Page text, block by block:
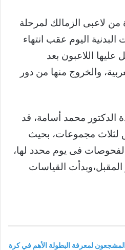
من لاعبى الزمالك لمرحلة
اليوم عقب انتهاء
عليها اللاعبون بعد
والخروج منها من دور
الدكتور محمد أسامة، قد
لثلاث مجموعات، بحيث
فى يوم محدد لها،
1 سبتمبر المقبل،وبدأت القياسات
ما يحتاجه المشجعون لمعرفة البطولة الأهم في كرة